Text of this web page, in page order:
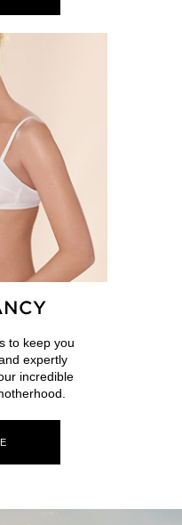
to keep you
expertly
incredible